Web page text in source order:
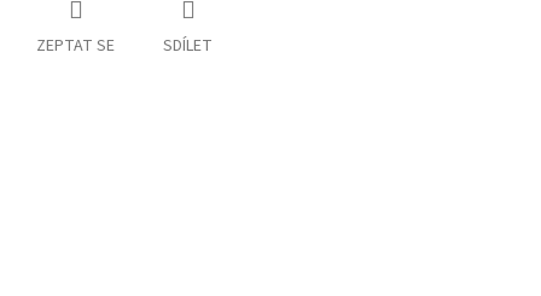
ZEPTAT SE SDÍLET